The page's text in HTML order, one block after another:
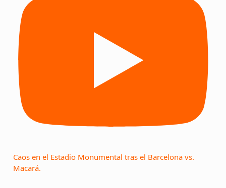
Caos en el Estadio Monumental tras el Barcelona vs.
Macará.